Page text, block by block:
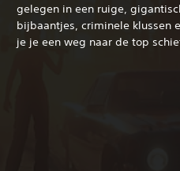
gelegen in een ruige,
bijbaantjes, criminele klussen
je je een weg naar de top